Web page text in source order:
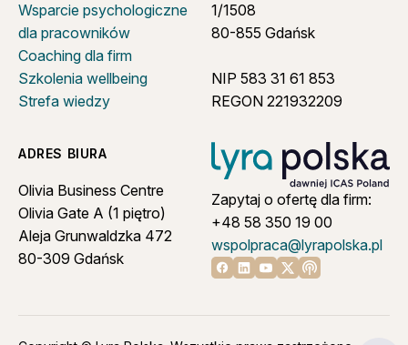
Wsparcie psychologiczne
dla pracowników
Coaching dla firm
Szkolenia wellbeing
Strefa wiedzy
1/1508
80-855 Gdańsk
NIP 583 31 61 853
REGON 221932209
ADRES BIURA
Olivia Business Centre
Olivia Gate A (1 piętro)
Aleja Grunwaldzka 472
80-309 Gdańsk
Zapytaj o ofertę dla firm:
+48 58 350 19 00
wspolpraca@lyrapolska.pl
Linkedin
Youtube
X Apple podcast